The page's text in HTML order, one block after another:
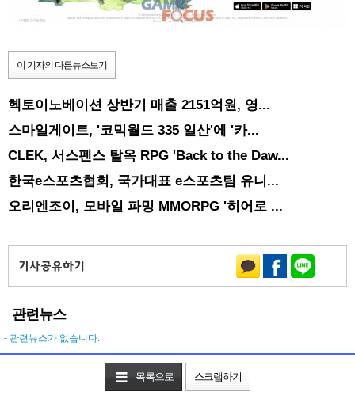
이 기자의 다른뉴스보기
헥토이노베이션 상반기 매출 2151억원, 영...
스마일게이트, '코믹월드 335 일산'에 '카...
CLEK, 서스펜스 탈옥 RPG 'Back to the Daw...
한국e스포츠협회, 국가대표 e스포츠팀 유니...
오리엔조이, 모바일 파밍 MMORPG '히어로 ...
관련뉴스
- 관련뉴스가 없습니다.
목록으로 스크랩하기